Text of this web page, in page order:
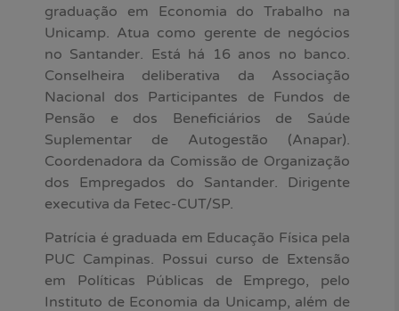
graduação em Economia do Trabalho na
Unicamp. Atua como gerente de negócios
no Santander. Está há 16 anos no banco.
Conselheira deliberativa da Associação
Nacional dos Participantes de Fundos de
Pensão e dos Beneficiários de Saúde
Suplementar de Autogestão (Anapar).
Coordenadora da Comissão de Organização
dos Empregados do Santander. Dirigente
executiva da Fetec-CUT/SP.
Patrícia é graduada em Educação Física pela
PUC Campinas. Possui curso de Extensão
em Políticas Públicas de Emprego, pelo
Instituto de Economia da Unicamp, além de